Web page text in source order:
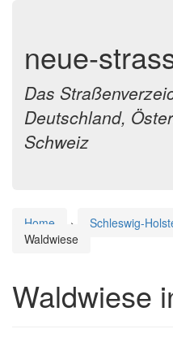
neue-
Das
Deutschland,
Schweiz
Home › Schleswig-
Waldwiese
Waldwiese